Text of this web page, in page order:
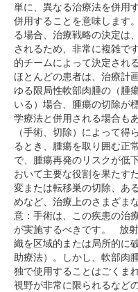
単に、異なる治療法を併用
併用することを意味します
る場合、治療戦略の決定は
されるため、非常に複雑で
的チームによって決定され
ほとんどの患者は、治療計
ゆる限局性軟部肉腫の（腫
いる）場合、腫瘍の切除が
学療法と併用される場合も
（手術、切除）によって
るとき、腫瘍を取り囲む正
で、腫瘍再発のリスクが低
おいて主要な役割を果たす
変または転移巣の切除、あ
めなど、治療上のさまざま
意：手術は、この疾患の治
が実施するべきです。 放
織を区域的または局所的に
助療法）。しかし、軟部肉
独で使用することはごくま
視野が非常に限られるなど